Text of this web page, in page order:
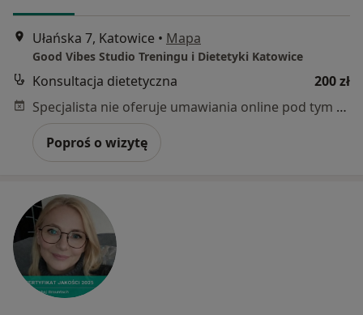
Ułańska 7, Katowice • Mapa
Good Vibes Studio Treningu i Dietetyki Katowice
Konsultacja dietetyczna
200 zł
Specjalista nie oferuje umawiania online pod tym adresem.
Poproś o wizytę